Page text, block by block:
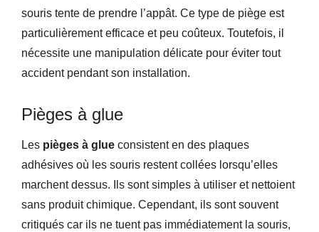
souris tente de prendre l’appât. Ce type de piège est
particulièrement efficace et peu coûteux. Toutefois, il
nécessite une manipulation délicate pour éviter tout
accident pendant son installation.
Pièges à glue
Les pièges à glue consistent en des plaques
adhésives où les souris restent collées lorsqu’elles
marchent dessus. Ils sont simples à utiliser et nettoient
sans produit chimique. Cependant, ils sont souvent
critiqués car ils ne tuent pas immédiatement la souris,